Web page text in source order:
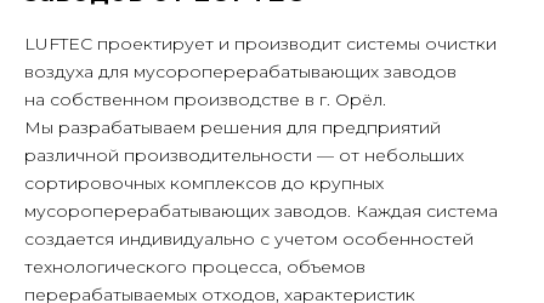
LUFTEC проектирует и производит системы очистки
воздуха для мусороперерабатывающих заводов
на собственном производстве в г. Орёл.
Мы разрабатываем решения для предприятий
различной производительности — от небольших
сортировочных комплексов до крупных
мусороперерабатывающих заводов. Каждая система
создается индивидуально с учетом особенностей
технологического процесса, объемов
перерабатываемых отходов, характеристик